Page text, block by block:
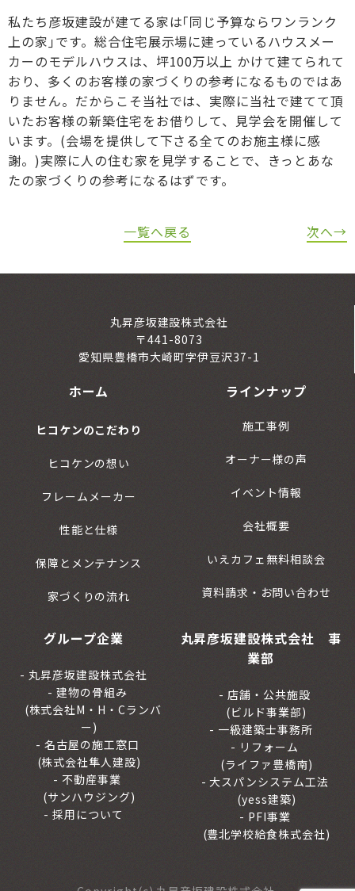
私たち彦坂建設が建てる家は｢同じ予算ならワンランク
上の家｣です。総合住宅展示場に建っているハウスメー
カーのモデルハウスは、坪100万以上 かけて建てられて
おり、多くのお客様の家づくりの参考になるものではあ
りません。だからこそ当社では、実際に当社で建てて頂
いたお客様の新築住宅をお借りして、見学会を開催して
います。(会場を提供して下さる全てのお施主様に感
謝。)実際に人の住む家を見学することで、きっとあな
たの家づくりの参考になるはずです。
一覧へ戻る 次へ→
丸昇彦坂建設株式会社
〒441-8073
愛知県豊橋市大崎町字伊豆沢37-1
ホーム
ヒコケンのこだわり
ヒコケンの想い
フレームメーカー
性能と仕様
保障とメンテナンス
家づくりの流れ
ラインナップ
施工事例
オーナー様の声
イベント情報
会社概要
いえカフェ無料相談会
資料請求・お問い合わせ
グループ企業
丸昇彦坂建設株式会社
建物の骨組み
(株式会社M・H・Cランバ
ー)
名古屋の施工窓口
(株式会社隼人建設)
不動産事業
(サンハウジング)
採用について
丸昇彦坂建設株式会社 事
業部
店舗・公共施設
(ビルド事業部)
一級建築士事務所
リフォーム
(ライファ豊橋南)
大スパンシステム工法
(yess建築)
PFI事業
(豊北学校給食株式会社)